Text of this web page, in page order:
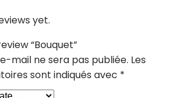
yet.
“Bouquet”
mail ne sera pas publiée. Les
sont indiqués avec *